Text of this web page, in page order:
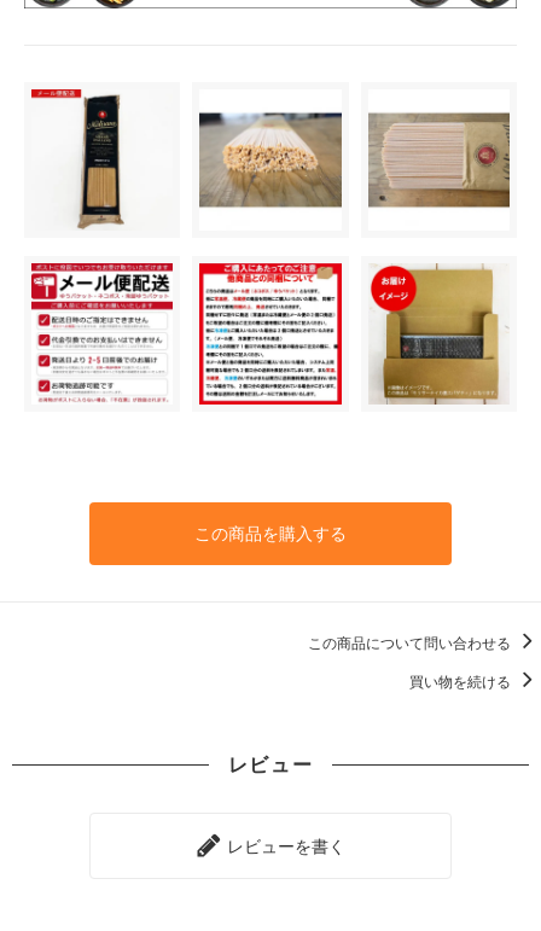
この商品を購入する
この商品について問い合わせる
買い物を続ける
レビュー
レビューを書く